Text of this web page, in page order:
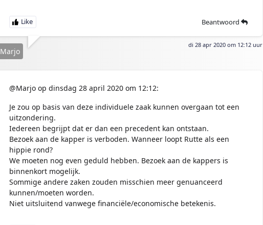
Beantwoord
di 28 apr 2020 om 12:12 uur
Marjo
@Marjo op dinsdag 28 april 2020 om 12:12:
Je zou op basis van deze individuele zaak kunnen overgaan tot een
uitzondering.
Iedereen begrijpt dat er dan een precedent kan ontstaan.
Bezoek aan de kapper is verboden. Wanneer loopt Rutte als een
hippie rond?
We moeten nog even geduld hebben. Bezoek aan de kappers is
binnenkort mogelijk.
Sommige andere zaken zouden misschien meer genuanceerd
kunnen/moeten worden.
Niet uitsluitend vanwege financiële/economische betekenis.